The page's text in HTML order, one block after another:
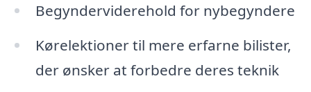
Begynderviderehold for nybegyndere
Kørelektioner til mere erfarne bilister,
der ønsker at forbedre deres teknik